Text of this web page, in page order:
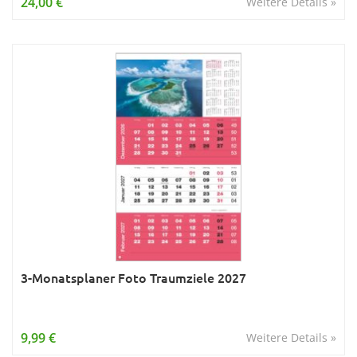
3-Monatsplaner Foto Traumziele 2027
Weitere Details »
9,99 €